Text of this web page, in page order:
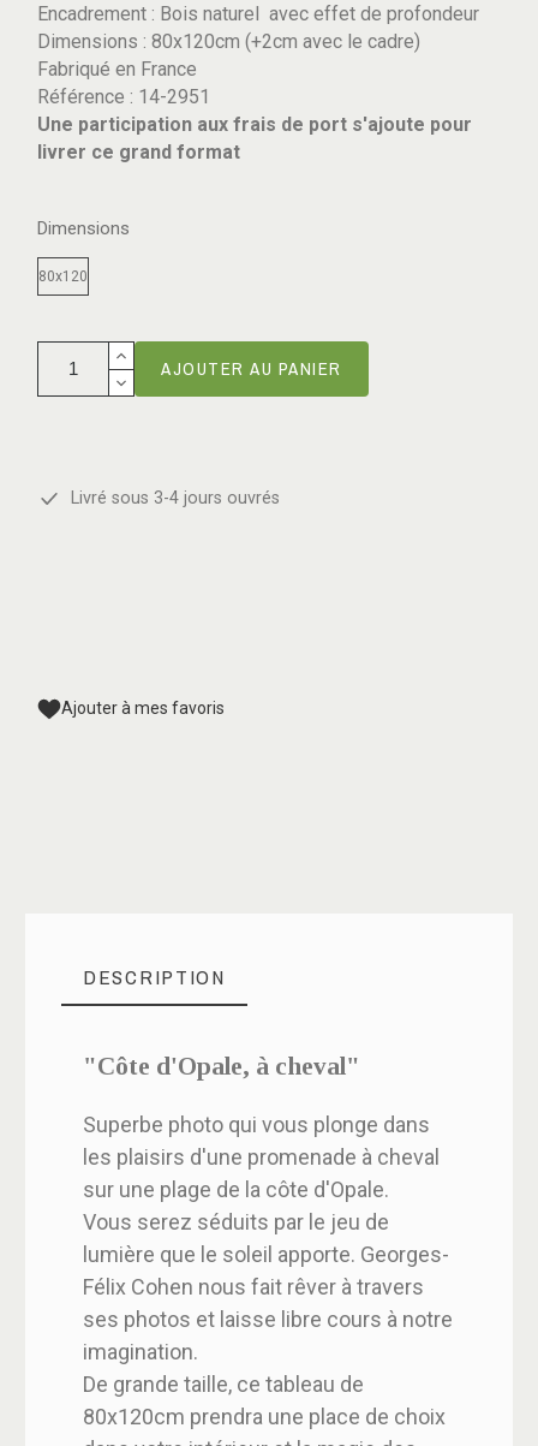
Encadrement : Bois naturel avec effet de profondeur
Dimensions : 80x120cm (+2cm avec le cadre)
Fabriqué en France
Référence : 14-2951
Une participation aux frais de port s'ajoute pour
livrer ce grand format
Dimensions
80x120
AJOUTER AU PANIER
Livré sous 3-4 jours ouvrés
Ajouter à mes favoris
DESCRIPTION
"Côte d'Opale, à cheval"
Superbe photo qui vous plonge dans
les plaisirs d'une promenade à cheval
sur une plage de la côte d'Opale.
Vous serez séduits par le jeu de
lumière que le soleil apporte. Georges-
Félix Cohen nous fait rêver à travers
ses photos et laisse libre cours à notre
imagination.
De grande taille, ce tableau de
80x120cm prendra une place de choix